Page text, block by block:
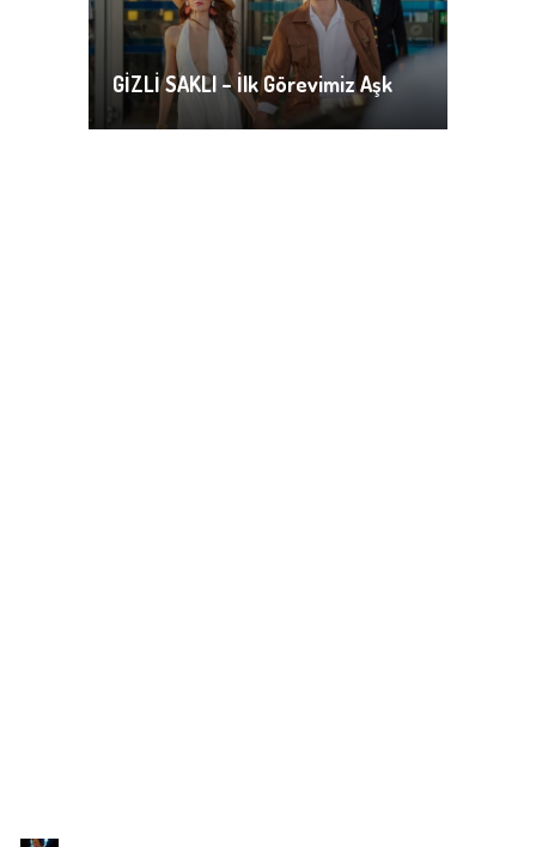
GİZLİ SAKLI – İlk Görevimiz Aşk